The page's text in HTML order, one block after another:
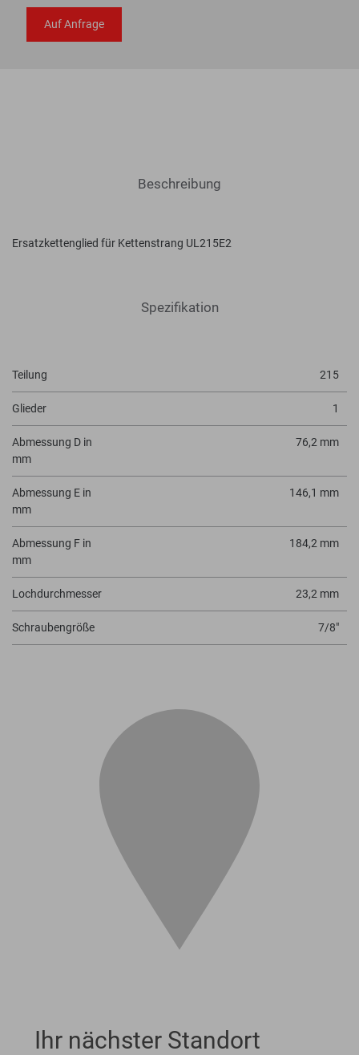
Auf Anfrage
Beschreibung
Ersatzkettenglied für Kettenstrang UL215E2
Spezifikation
Teilung 215
Glieder 1
Abmessung D in
mm
76,2 mm
Abmessung E in
mm
146,1 mm
Abmessung F in
mm
184,2 mm
Lochdurchmesser 23,2 mm
Schraubengröße 7/8"
Ihr nächster Standort